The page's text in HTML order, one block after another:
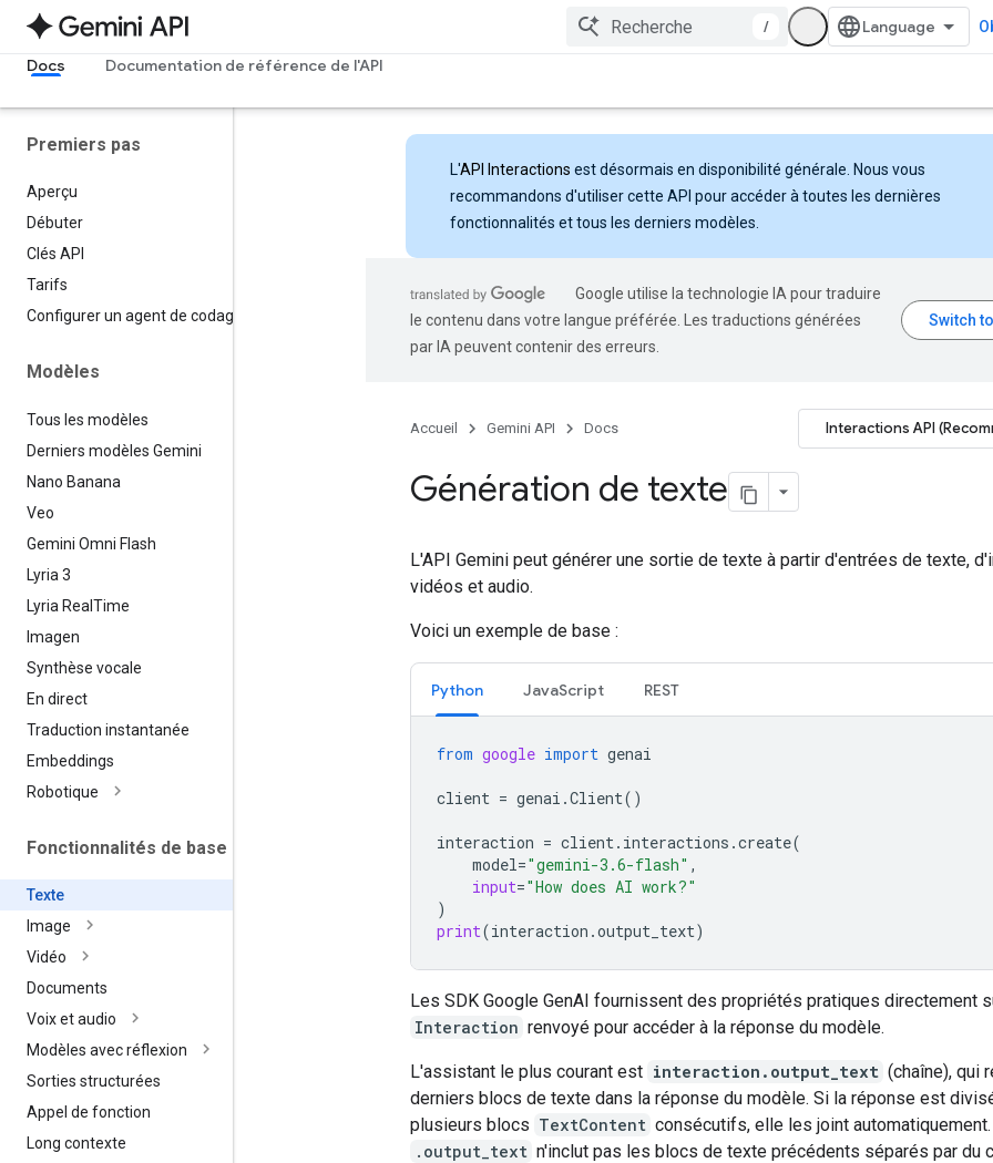
/
Docs Documentation de référence de l'API
Premiers pas
Aperçu
Débuter
Clés API
Tarifs
Configurer un agent de codage
Modèles
Tous les modèles
Derniers modèles Gemini
Nano Banana
Veo
Gemini Omni Flash
Lyria 3
Lyria Real Time
Imagen
Synthèse vocale
En direct
Traduction instantanée
Embeddings
Robotique
Fonctionnalités de base
Texte
Image
Vidéo
Documents
Voix et audio
Modèles avec réflexion
Sorties structurées
Appel de fonction
Long contexte
L'API Interactions est désormais en disponibilité générale. Nous vous
recommandons d'utiliser cette API pour accéder à toutes les dernières
fonctionnalités et tous les derniers modèles.
Google utilise la technologie IA pour traduire
le contenu dans votre langue préférée. Les traductions générées
par IA peuvent contenir des erreurs.
Accueil Gemini API Docs Interactions API
Génération de texte
L'API Gemini peut générer une sortie de texte à partir d'entrées de texte,
vidéos et audio.
Voici un exemple de base :
Python JavaScript REST
from google import genai
client = genai .Client()
interaction = client. interactions .create(
model="gemini-3.6-flash" ,
input="How does AI work?"
)
print(interaction .output_text)
Les SDK Google GenAI fournissent des propriétés pratiques directement
Interaction renvoyé pour accéder à la réponse du modèle.
L'assistant le plus courant est interaction.output_text (chaîne), qui
derniers blocs de texte dans la réponse du modèle. Si la réponse est
plusieurs blocs TextContent consécutifs, elle les joint
.output_text n'inclut pas les blocs de texte précédents séparés par du